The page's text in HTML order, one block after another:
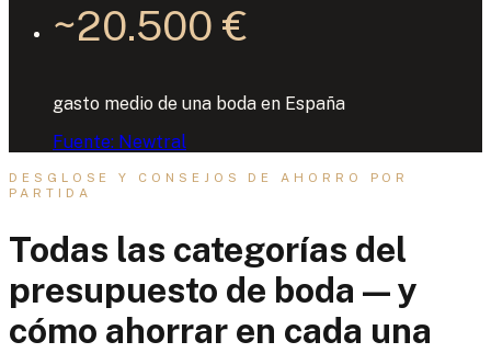
~20.500 €
gasto medio de una boda en España
Fuente: Newtral
DESGLOSE Y CONSEJOS DE AHORRO POR
PARTIDA
Todas las categorías del
presupuesto de boda — y
cómo ahorrar en cada una